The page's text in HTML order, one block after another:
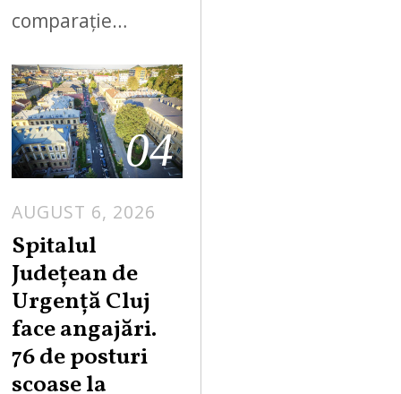
comparație…
04
AUGUST 6, 2026
Spitalul
Județean de
Urgență Cluj
face angajări.
76 de posturi
scoase la